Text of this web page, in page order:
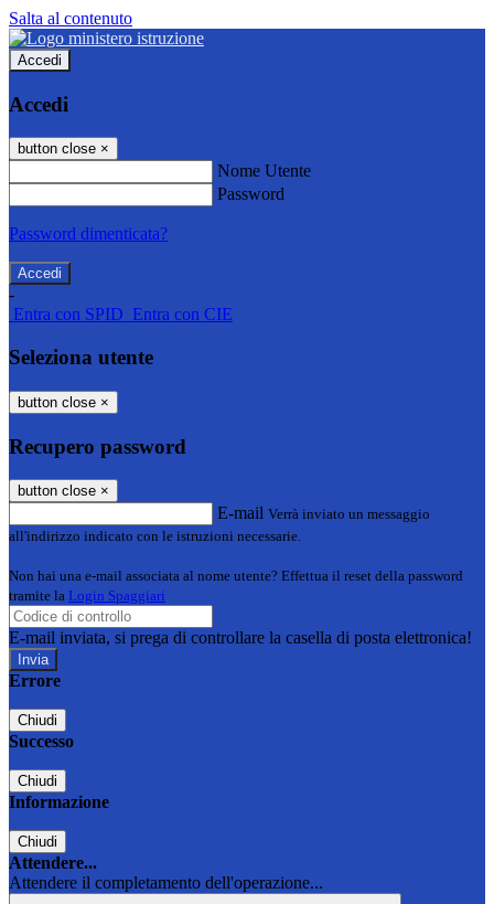
Salta al contenuto
Accedi
Accedi
button close ×
Nome Utente
Password
Password dimenticata?
-
Entra con SPID Entra con CIE
Seleziona utente
button close ×
Recupero password
button close ×
E-mail Verrà inviato un messaggio
all'indirizzo indicato con le istruzioni necessarie.
Non hai una e-mail associata al nome utente? Effettua il reset della password
tramite la Login Spaggiari
E-mail inviata, si prega di controllare la casella di posta elettronica!
Errore
Chiudi
Successo
Chiudi
Informazione
Chiudi
Attendere...
Attendere il completamento dell'operazione...